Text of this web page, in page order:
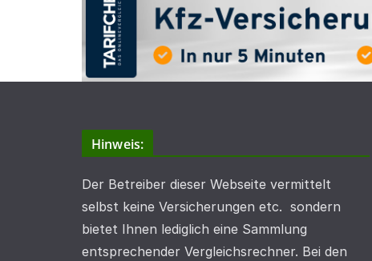
Hinweis:
Der Betreiber dieser Webseite vermittelt
selbst keine Versicherungen etc. sondern
bietet Ihnen lediglich eine Sammlung
entsprechender Vergleichsrechner. Bei den